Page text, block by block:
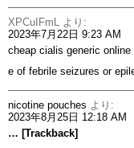
XPCuIFmL
より:
2023年7月22日 9:23 AM
cheap cialis generic online
e of febrile seizures or
nicotine pouches より:
2023年8月25日 12:18 AM
… [Trackback]